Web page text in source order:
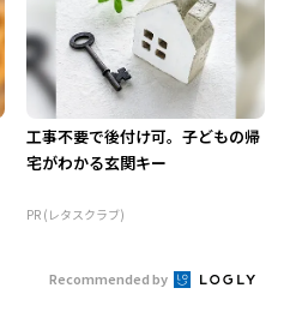
工事不要で後付け可。子どもの帰
宅がわかる玄関キー
PR (レタスクラブ)
Recommended by